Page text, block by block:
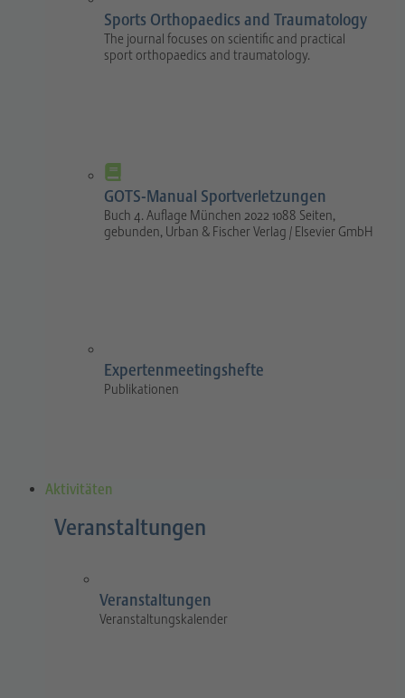
Sports Orthopaedics and Traumatology
The journal focuses on scientific and practical
sport orthopaedics and traumatology.
GOTS-Manual Sportverletzungen
Buch 4. Auflage München 2022 1088 Seiten,
gebunden, Urban & Fischer Verlag / Elsevier GmbH
Expertenmeetingshefte
Publikationen
Aktivitäten
Veranstaltungen
Veranstaltungen
Veranstaltungskalender